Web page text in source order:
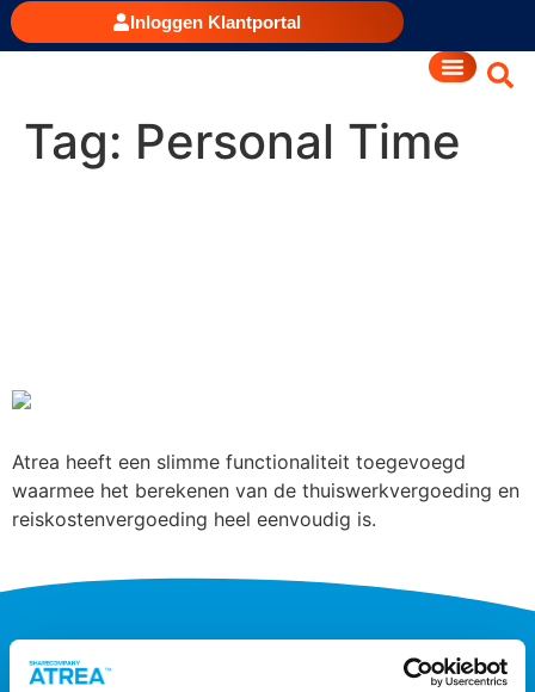
Inloggen Klantportal
Tag: Personal Time
Atrea heeft een slimme functionaliteit toegevoegd
waarmee het berekenen van de thuiswerkvergoeding en
reiskostenvergoeding heel eenvoudig is.